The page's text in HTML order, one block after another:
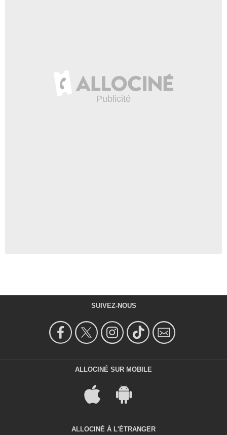
SUIVEZ-NOUS
ALLOCINÉ SUR MOBILE
ALLOCINÉ À L'ÉTRANGER